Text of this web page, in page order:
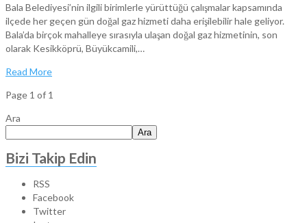
Bala Belediyesi’nin ilgili birimlerle yürüttüğü çalışmalar kapsamında
ilçede her geçen gün doğal gaz hizmeti daha erişilebilir hale geliyor.
Bala’da birçok mahalleye sırasıyla ulaşan doğal gaz hizmetinin, son
olarak Kesikköprü, Büyükcamili,…
Read More
Page 1 of 1
Ara
Ara
Bizi Takip Edin
RSS
Facebook
Twitter